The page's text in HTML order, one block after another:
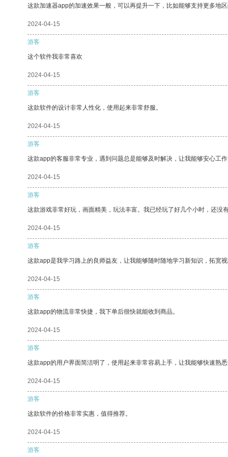
这款加速器app的加速效果一般，可以再提升一下，比如能够支持更多地区
2024-04-15
游客
这个软件我非常喜欢
2024-04-15
游客
这款软件的设计非常人性化，使用起来非常舒服。
2024-04-15
游客
这款app的客服非常专业，遇到问题总是能够及时解决，让我能够安心工作
2024-04-15
游客
这款游戏非常好玩，画面精美，玩法丰富。我已经玩了好几个小时，还没有
2024-04-15
游客
这款app是我学习路上的良师益友，让我能够随时随地学习新知识，拓宽视
2024-04-15
游客
这款app的物流非常快捷，我下单后很快就能收到商品。
2024-04-15
游客
这款app的用户界面简洁明了，使用起来非常容易上手，让我能够快速熟悉
2024-04-15
游客
这款软件的价格非常实惠，值得推荐。
2024-04-15
游客